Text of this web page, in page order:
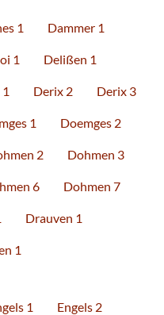
1 Dammer 1
1 Delißen 1
Derix 2 Derix 3
1 Doemges 2
2 Dohmen 3
6 Dohmen 7
Drauven 1
1
1 Engels 2